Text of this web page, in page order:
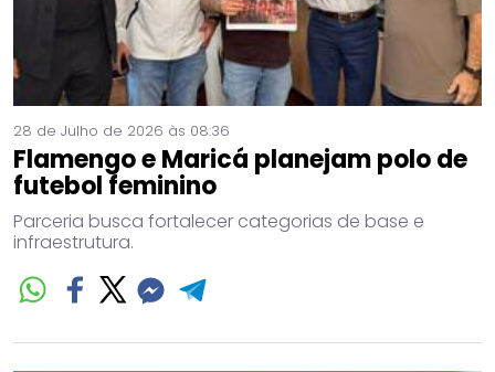
28 de Julho de 2026 às 08:36
Flamengo e Maricá planejam polo de
futebol feminino
Parceria busca fortalecer categorias de base e
infraestrutura.